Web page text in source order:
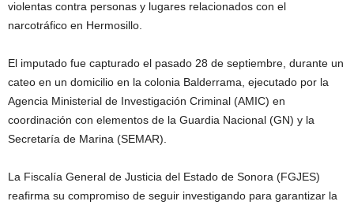
violentas contra personas y lugares relacionados con el
narcotráfico en Hermosillo.
El imputado fue capturado el pasado 28 de septiembre, durante un
cateo en un domicilio en la colonia Balderrama, ejecutado por la
Agencia Ministerial de Investigación Criminal (AMIC) en
coordinación con elementos de la Guardia Nacional (GN) y la
Secretaría de Marina (SEMAR).
La Fiscalía General de Justicia del Estado de Sonora (FGJES)
reafirma su compromiso de seguir investigando para garantizar la